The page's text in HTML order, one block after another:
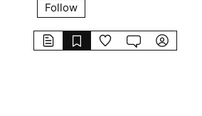
Follow